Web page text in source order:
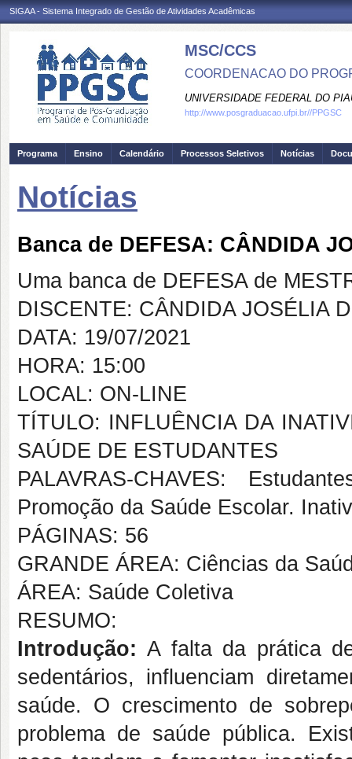
SIGAA - Sistema Integrado de Gestão de Atividades Acadêmicas
MSC/CCS
COORDENACAO DO
UNIVERSIDADE FEDERAL DO
http://www.posgraduacao.ufpi.br//PPGSC
Programa Ensino Calendário Processos Seletivos Notícias
Notícias
Banca de DEFESA: CÂNDIDA
Uma banca de DEFESA de
DISCENTE: CÂNDIDA JOSÉLIA
DATA: 19/07/2021
HORA: 15:00
LOCAL: ON-LINE
TÍTULO: INFLUÊNCIA DA
SAÚDE DE ESTUDANTES
PALAVRAS-CHAVES:
Promoção da Saúde Escolar.
PÁGINAS: 56
GRANDE ÁREA: Ciências da
ÁREA: Saúde Coletiva
RESUMO:
Introdução: A falta da prática
sedentários, influenciam
saúde. O crescimento de
problema de saúde pública.